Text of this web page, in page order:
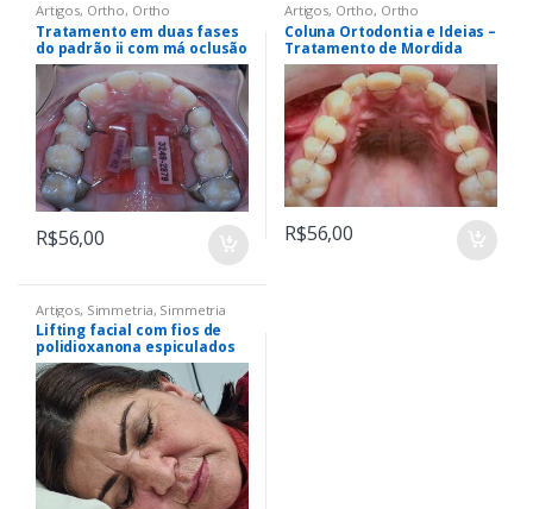
Artigos, Ortho, Ortho
Tratamento em duas fases
do padrão ii com má oclusão
de classe ii, divisão 1 por
protrusão maxilar
R$56,00
Artigos, Ortho, Ortho
Coluna Ortodontia e Ideias –
Tratamento de Mordida
Aberta com a Técnica
Ortodôntica Fixa Sem
Bráquetes, com Tecnologia
Tridimensional 3DBOT
(Bracketless Orthodontics
Treatment)
R$56,00
Artigos, Simmetria, Simmetria
Lifting facial com fios de
polidioxanona espiculados
(PDO) em paciente com
assimetria facial